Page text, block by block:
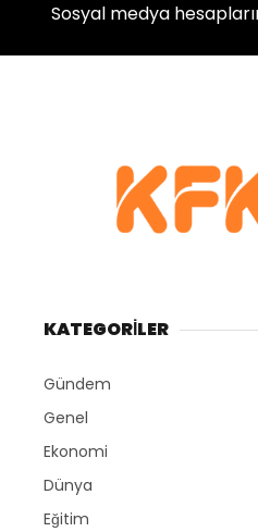
Sosyal medya
KATEGORİLER
Gündem
Genel
Ekonomi
Dünya
Eğitim